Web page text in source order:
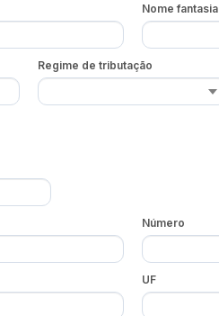
Nome fantasia
Regime de tributação
Número
UF